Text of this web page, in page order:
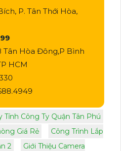
P. Tân Thới Hòa,
Tân Hòa Đông,P Bình
HCM
Tính Công Ty Quận Tân Phú
Giá Rẻ
Công Trình Lắp
2
Giới Thiệu Camera